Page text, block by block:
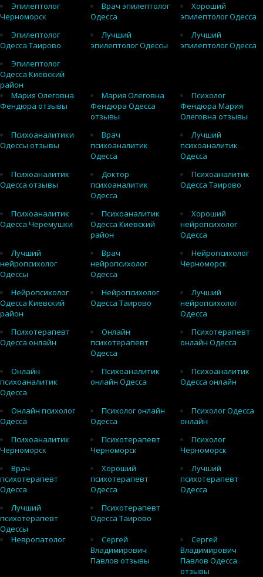
Эпилептолог
Черноморск
Врач эпилептолог
Одесса
Хороший
эпилептолог Одесса
Эпилептолог
Одесса Таирово
Лучший
эпилептолог Одессы
Лучший
эпилептолог Одесса
Эпилептолог
Одесса Киевский
район
Мария Олеговна
Фендюра отзывы
Мария Олеговна
Фендюра Одесса
отзывы
Психолог
Фендюра Мария
Олеговна отзывы
Психоаналитики
Одессы отзывы
Врач
психоаналитик
Одесса
Лучший
психоаналитик
Одесса
Психоаналитик
Одесса отзывы
Доктор
психоаналитик
Одесса
Психоаналитик
Одесса Таирово
Психоаналитик
Одесса Черемушки
Психоаналитик
Одесса Киевский
район
Хороший
нейропсихолог
Одесса
Лучший
нейропсихолог
Одессы
Врач
нейропсихолог
Одесса
Нейропсихолог
Черноморск
Нейропсихолог
Одесса Киевский
район
Нейропсихолог
Одесса Таирово
Лучший
нейропсихолог
Одесса
Психотерапевт
Одесса онлайн
Онлайн
психотерапевт
Одесса
Психотерапевт
онлайн Одесса
Онлайн
психоаналитик
Одесса
Психоаналитик
онлайн Одесса
Психоаналитик
Одесса онлайн
Онлайн психолог
Одесса
Психолог онлайн
Одесса
Психолог Одесса
онлайн
Психоаналитик
Черноморск
Психотерапевт
Черноморск
Психолог
Черноморск
Врач
психотерапевт
Одесса
Хороший
психотерапевт
Одесса
Лучший
психотерапевт
Одесса
Лучший
психотерапевт
Одессы
Психотерапевт
Одесса Таирово
Невропатолог
Сергей
Владимирович
Павлов отзывы
Сергей
Владимирович
Павлов Одесса
отзывы